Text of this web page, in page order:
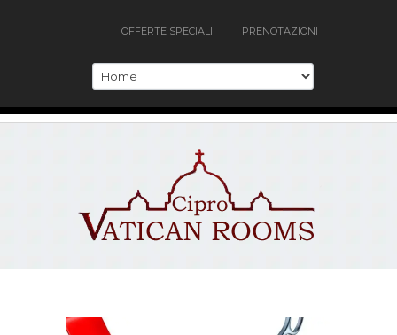
OFFERTE SPECIALI PRENOTAZIONI